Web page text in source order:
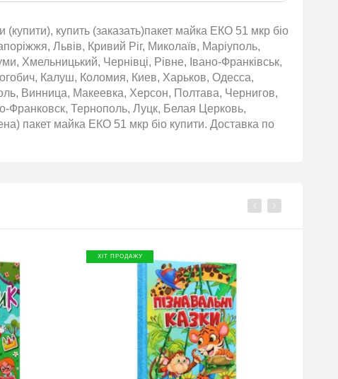
купить (заказать)пакет майка ЕКО 51 мкр біо
Львів, Кривий Ріг, Миколаїв, Маріуполь,
Хмельницький, Чернівці, Рівне, Івано-Франківськ,
Калуш, Коломия, Киев, Харьков, Одесса,
Винница, Макеевка, Херсон, Полтава, Чернигов,
Тернополь, Луцк, Белая Церковь,
пакет майка ЕКО 51 мкр біо купити. Доставка по
ХІТ ПРОДАЖУ